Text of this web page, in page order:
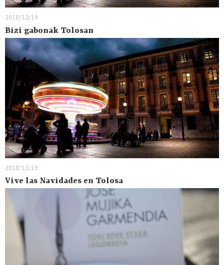
2018/12/19
Bizi gabonak Tolosan
2018/12/19
Vive las Navidades en Tolosa